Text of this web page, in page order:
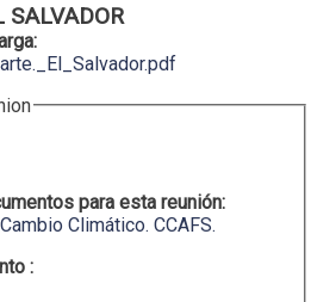
SALVADOR
para esta reunión:
Climático. CCAFS.
: